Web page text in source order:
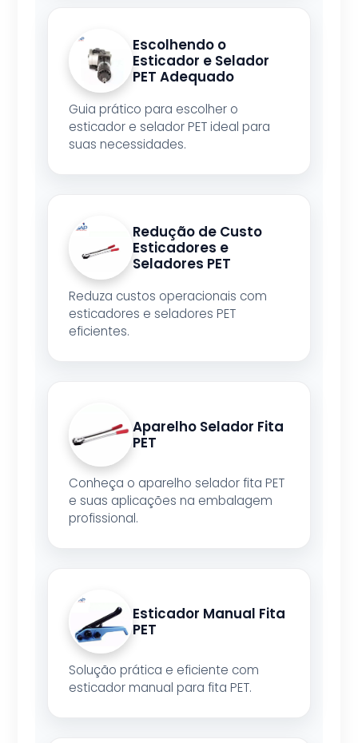
Escolhendo o
Esticador e Selador
PET Adequado
Guia prático para escolher o
esticador e selador PET ideal para
suas necessidades.
Redução de Custo
Esticadores e
Seladores PET
Reduza custos operacionais com
esticadores e seladores PET
eficientes.
Aparelho Selador Fita
PET
Conheça o aparelho selador fita PET
e suas aplicações na embalagem
profissional.
Esticador Manual Fita
PET
Solução prática e eficiente com
esticador manual para fita PET.